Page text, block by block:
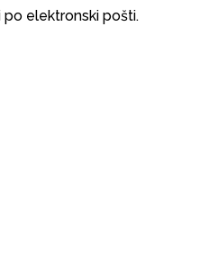
elektronski pošti.